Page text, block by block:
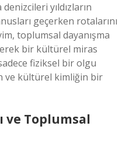
yıldızların
geçerken rotalarını
toplumsal dayanışma
bir kültürel miras
fiziksel bir olgu
ve kültürel kimliğin bir
ve Toplumsal